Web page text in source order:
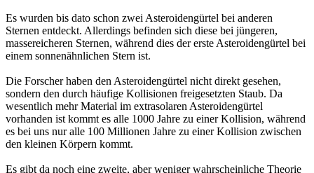
Es wurden bis dato schon zwei Asteroidengürtel bei anderen
Sternen entdeckt. Allerdings befinden sich diese bei jüngeren,
massereicheren Sternen, während dies der erste Asteroidengürtel bei
einem sonnenähnlichen Stern ist.
Die Forscher haben den Asteroidengürtel nicht direkt gesehen,
sondern den durch häufige Kollisionen freigesetzten Staub. Da
wesentlich mehr Material im extrasolaren Asteroidengürtel
vorhanden ist kommt es alle 1000 Jahre zu einer Kollision, während
es bei uns nur alle 100 Millionen Jahre zu einer Kollision zwischen
den kleinen Körpern kommt.
Es gibt da noch eine zweite, aber weniger wahrscheinliche Theorie